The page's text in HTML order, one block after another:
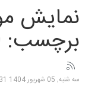
نمایش
برچسب:
سه شنبه, 05 شهریور 1404 12:31